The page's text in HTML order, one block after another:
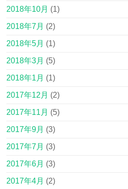
2018年10月 (1)
2018年7月 (2)
2018年5月 (1)
2018年3月 (5)
2018年1月 (1)
2017年12月 (2)
2017年11月 (5)
2017年9月 (3)
2017年7月 (3)
2017年6月 (3)
2017年4月 (2)